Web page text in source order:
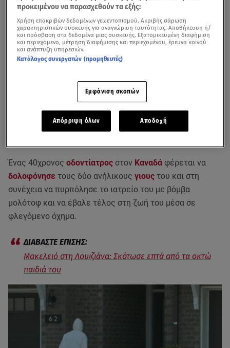
Ένας 40χρονος οδοντίατρος στον Καναδά φέρεται να
δολοφόνησε τους δύο ανήλικους γιους του και στη
συνέχεια να πυρπόλησε το ιατρείο του με βόμβα
μολότοφ και να έβαλε τέλος στη ζωή του μέσα σε
φλεγόμενο όχημα.
Μακελειό στη Λουιζιάνα: Σκότωσε επτά από τα οκτώ
παιδιά του
προκειμένου να παρασχεθούν τα εξής:
Χρήση επακριβών δεδομένων γεωεντοπισμού. Ακριβής σάρωση
χαρακτηριστικών συσκευής για αναγνώριση ταυτότητας. Αποθήκευση ή/
και πρόσβαση στα δεδομένα μιας συσκευής. Εξατομικευμένη διαφήμιση
και περιεχόμενο, μέτρηση διαφήμισης και περιεχομένου, έρευνα κοινού
και ανάπτυξη υπηρεσιών.
Κατάλογος συνεργατών (προμηθευτές)
Εμφάνιση σκοπών
Απόρριψη όλων Αποδοχή